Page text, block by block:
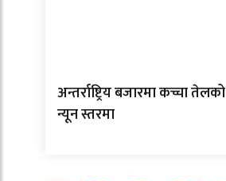
अन्तर्राष्ट्रिय बजारमा कच्चा
न्यून स्तरमा